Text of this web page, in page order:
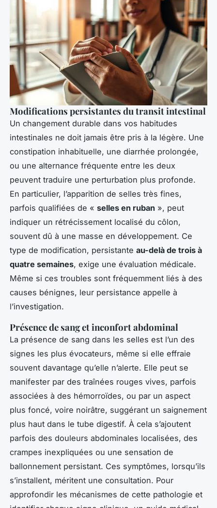
Modifications persistantes du transit intestinal
Un changement durable dans vos habitudes
intestinales ne doit jamais être pris à la légère. Une
constipation inhabituelle, une diarrhée prolongée,
ou une alternance fréquente entre les deux
peuvent traduire une perturbation plus profonde.
En particulier, l’apparition de selles très fines,
parfois qualifiées de « selles en ruban », peut
indiquer un rétrécissement localisé du côlon,
souvent dû à une masse en développement. Ce
type de modification, persistante au-delà de trois à
quatre semaines, exige une évaluation médicale.
Même si ces troubles sont fréquemment liés à des
causes bénignes, leur persistance appelle à
l’investigation.
Présence de sang et inconfort abdominal
La présence de sang dans les selles est l’un des
signes les plus évocateurs, même si elle effraie
souvent davantage qu’elle n’alerte. Elle peut se
manifester par des traînées rouges vives, parfois
associées à des hémorroïdes, ou par un aspect
plus foncé, voire noirâtre, suggérant un saignement
plus haut dans le tube digestif. À cela s’ajoutent
parfois des douleurs abdominales localisées, des
crampes inexpliquées ou une sensation de
ballonnement persistant. Ces symptômes, lorsqu’ils
s’installent, méritent une consultation. Pour
approfondir les mécanismes de cette pathologie et